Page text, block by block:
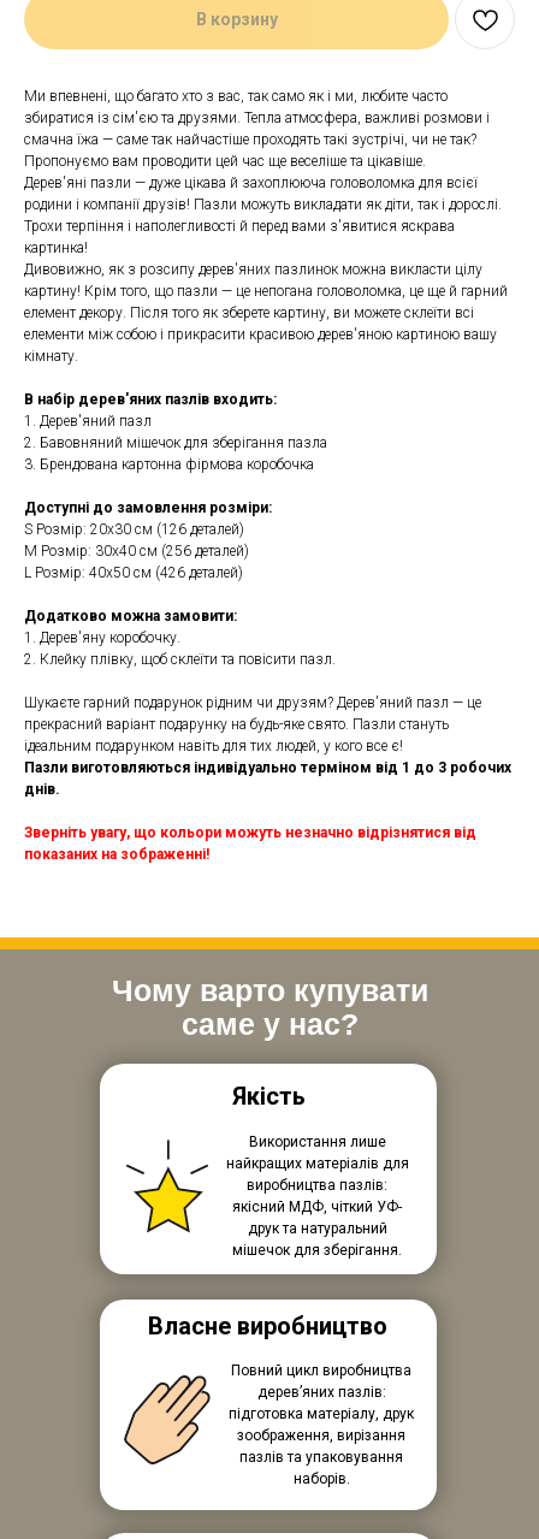
В корзину
Ми впевнені, що багато хто з вас, так само як і ми, любите часто
збиратися із сім'єю та друзями. Тепла атмосфера, важливі розмови і
смачна їжа — саме так найчастіше проходять такі зустрічі, чи не так?
Пропонуємо вам проводити цей час ще веселіше та цікавіше.
Дерев'яні пазли — дуже цікава й захоплююча головоломка для всієї
родини і компанії друзів! Пазли можуть викладати як діти, так і дорослі.
Трохи терпіння і наполегливості й перед вами з'явитися яскрава
картинка!
Дивовижно, як з розсипу дерев'яних пазлинок можна викласти цілу
картину! Крім того, що пазли — це непогана головоломка, це ще й гарний
елемент декору. Після того як зберете картину, ви можете склеїти всі
елементи між собою і прикрасити красивою дерев'яною картиною вашу
кімнату.
В набір дерев'яних пазлів входить:
1. Дерев'яний пазл
2. Бавовняний мішечок для зберігання пазла
3. Брендована картонна фірмова коробочка
Доступні до замовлення розміри:
S Розмір: 20х30 см (126 деталей)
M Розмір: 30х40 см (256 деталей)
L Розмір: 40х50 см (426 деталей)
Додатково можна замовити:
1. Дерев'яну коробочку.
2. Клейку плівку, щоб склеїти та повісити пазл.
Шукаєте гарний подарунок рідним чи друзям? Дерев'яний пазл — це
прекрасний варіант подарунку на будь-яке свято. Пазли стануть
ідеальним подарунком навіть для тих людей, у кого все є!
Пазли виготовляються індивідуально терміном від 1 до 3 робочих
днів.
Зверніть увагу, що кольори можуть незначно відрізнятися від
показаних на зображенні!
Чому варто купувати
саме у нас?
Використання лише
найкращих матеріалів для
виробництва пазлів:
якісний МДФ, чіткий УФ-
друк та натуральний
мішечок для зберігання.
Повний цикл виробництва
дерев’яних пазлів:
підготовка матеріалу, друк
зоображення, вирізання
пазлів та упаковування
наборів.
Якість
Власне виробництво